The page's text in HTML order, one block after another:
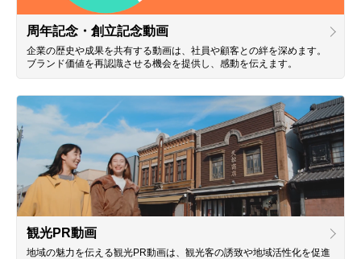
周年記念・創立記念動画
企業の歴史や成果を共有する動画は、社員や顧客との絆を深めます。
ブランド価値を再認識させる機会を提供し、感動を伝えます。
観光PR動画
地域の魅力を伝える観光PR動画は、観光客の誘致や地域活性化を促進